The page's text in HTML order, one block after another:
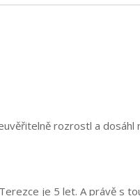
rozrostl a dosáhl
je 5 let. A právě s